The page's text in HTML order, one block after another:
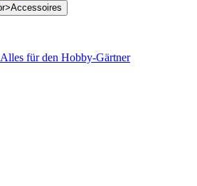
Alles für den Hobby-Gärtner